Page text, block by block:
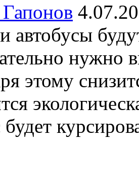
автобусы
нужно
этому
будет